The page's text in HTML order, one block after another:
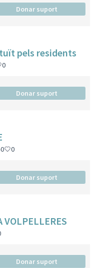
Donar suport
pels residents
0
Donar suport
0 0
Donar suport
VOLPELLERES
Donar suport